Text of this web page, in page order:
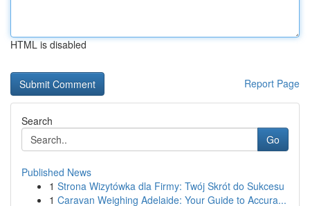
HTML is disabled
Report Page
Search
Go
Published News
1 Strona Wizytówka dla Firmy: Twój Skrót do Sukcesu
1 Caravan Weighing Adelaide: Your Guide to Accura...